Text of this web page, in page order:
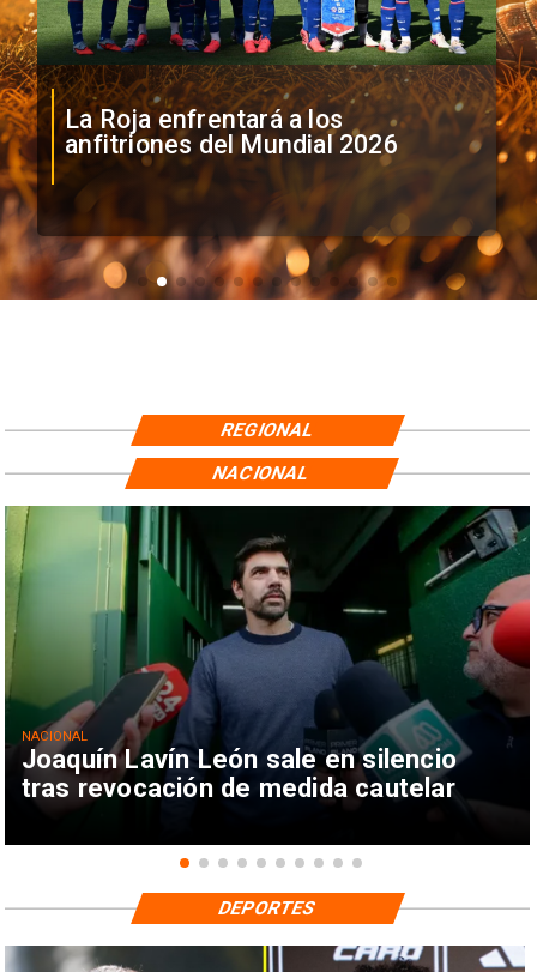
La Roja enfrentará a los
anfitriones del Mundial 2026
REGIONAL
Joaquín Lavín León sale en silencio
tras revocación de medida cautelar
NACIONAL
NACIONAL
DEPORTES